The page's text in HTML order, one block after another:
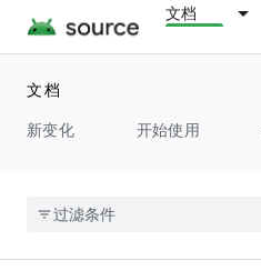
文档
文档
新变化
开始使用